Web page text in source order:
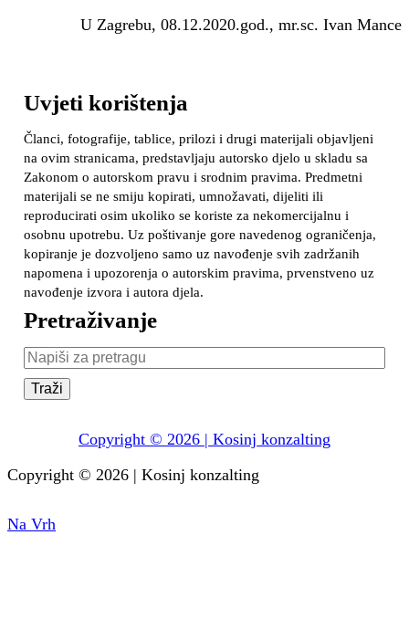
U Zagrebu, 08.12.2020.god., mr.sc. Ivan Mance
Uvjeti korištenja
Članci, fotografije, tablice, prilozi i drugi materijali objavljeni
na ovim stranicama, predstavljaju autorsko djelo u skladu sa
Zakonom o autorskom pravu i srodnim pravima. Predmetni
materijali se ne smiju kopirati, umnožavati, dijeliti ili
reproducirati osim ukoliko se koriste za nekomercijalnu i
osobnu upotrebu. Uz poštivanje gore navedenog ograničenja,
kopiranje je dozvoljeno samo uz navođenje svih zadržanih
napomena i upozorenja o autorskim pravima, prvenstveno uz
navođenje izvora i autora djela.
Pretraživanje
Pretraživanje:
Copyright © 2026 | Kosinj konzalting
Copyright © 2026 | Kosinj konzalting
Na Vrh